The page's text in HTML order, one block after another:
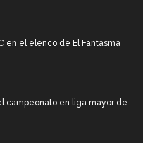
en el elenco de El Fantasma
campeonato en liga mayor de